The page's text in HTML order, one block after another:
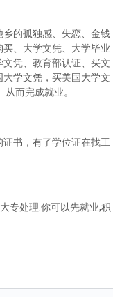
的孤独感、失恋、金钱
、大学文凭、大学毕业
凭、教育部认证、买文
学文凭，买美国大学文
而完成就业。
书，有了学位证在找工
专处理.你可以先就业,积